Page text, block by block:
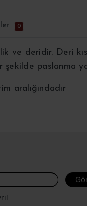
0
ve deridir. Deri
şekilde paslanma
aralığındadır